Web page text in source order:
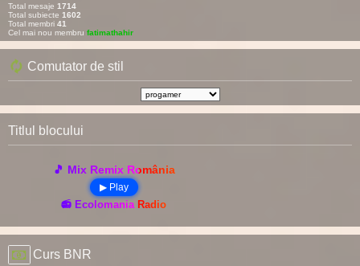
Total mesaje 1714
Total subiecte 1602
Total membri 41
Cel mai nou membru fatimathahir
Comutator de stil
Titlul blocului
🎵 Mix Remix România
▶ Play
📻 Ecolomania Radio
Curs BNR